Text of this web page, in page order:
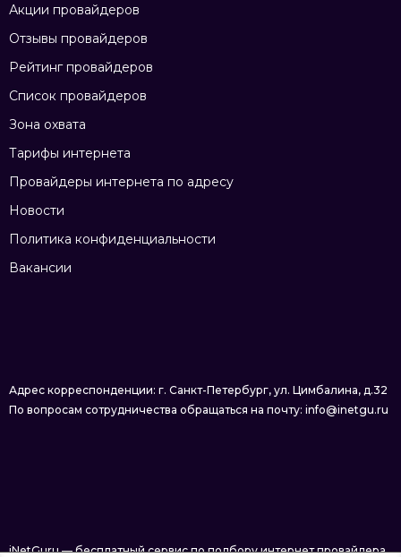
Акции провайдеров
Отзывы провайдеров
Рейтинг провайдеров
Список провайдеров
Зона охвата
Тарифы интернета
Провайдеры интернета по адресу
Новости
Политика конфиденциальности
Вакансии
Адрес корреспонденции: г. Санкт-Петербург, ул. Цимбалина, д.32
По вопросам сотрудничества обращаться на почту: info@inetgu.ru
iNetGuru — бесплатный сервис по подбору интернет провайдера